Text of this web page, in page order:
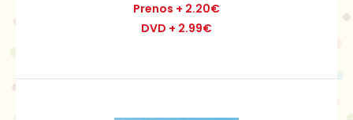
Prenos + 2.20€
DVD + 2.99€